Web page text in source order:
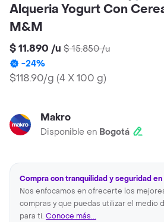
Alqueria Yogurt Con
M&M
$ 11.890 /u $ 15.850/u
-24%
$118.90/g (4 X 100 g)
Makro
Disponible en Bogotá
Compra con tranquilidad y seguridad en
Nos enfocamos en ofrecerte los
compras y que puedas utilizar el medio
para ti. Conoce más...